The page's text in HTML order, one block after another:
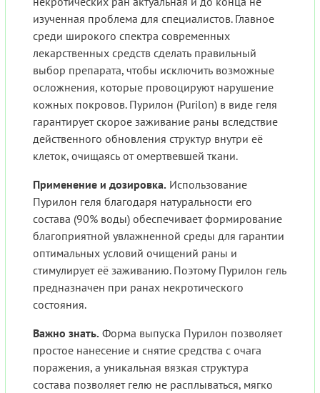
изученная проблема для специалистов. Главное
среди широкого спектра современных
лекарственных средств сделать правильный
выбор препарата, чтобы исключить возможные
осложнения, которые провоцируют нарушение
кожных покровов. Пурилон (Purilon) в виде геля
гарантирует скорое заживание раны вследствие
действенного обновления структур внутри её
клеток, очищаясь от омертвевшей ткани.
Применение и дозировка. Использование
Пурилон геля благодаря натуральности его
состава (90% воды) обеспечивает формирование
благоприятной увлажненной среды для гарантии
оптимальных условий очищений раны и
стимулирует её заживанию. Поэтому Пурилон гель
предназначен при ранах некротического
состояния.
Важно знать. Форма выпуска Пурилон позволяет
простое нанесение и снятие средства с очага
поражения, а уникальная вязкая структура
состава позволяет гелю не расплываться, мягко